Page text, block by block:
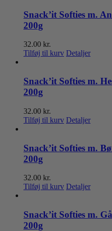
Snack’it Softies m.
200g
32.00 kr.
Tilføj til kurv Detaljer
Snack’it Softies m.
200g
32.00 kr.
Tilføj til kurv Detaljer
Snack’it Softies m.
200g
32.00 kr.
Tilføj til kurv Detaljer
Snack’it Softies m.
200g